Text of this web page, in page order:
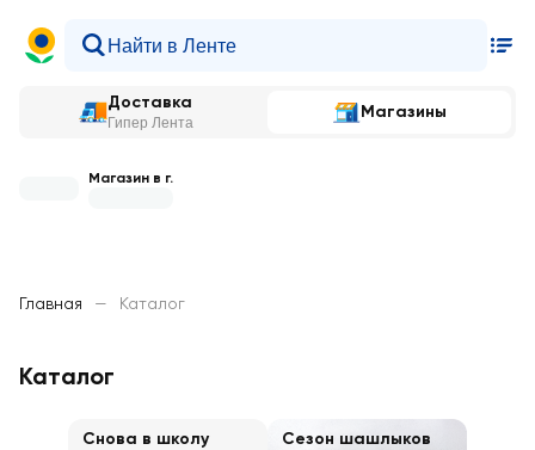
Доставка
Гипер Лента
Магазины
Магазин в г.
Главная — Каталог
Каталог
Снова в школу Сезон шашлыков